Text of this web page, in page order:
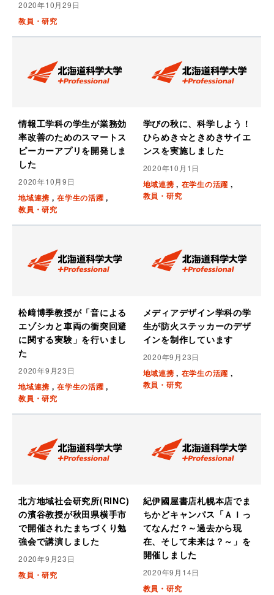
2020年10月29日
教員・研究
情報工学科の学生が業務効
率改善のためのスマートス
ピーカーアプリを開発しま
した
2020年10月9日
地域連携
在学生の活躍
教員・研究
学びの秋に、科学しよう！
ひらめき☆ときめきサイエ
ンスを実施しました
2020年10月1日
地域連携
在学生の活躍
教員・研究
松﨑博季教授が「音による
エゾシカと車両の衝突回避
に関する実験」を行いまし
た
2020年9月23日
地域連携
在学生の活躍
教員・研究
メディアデザイン学科の学
生が防火ステッカーのデザ
インを制作しています
2020年9月23日
地域連携
在学生の活躍
教員・研究
北方地域社会研究所(RINC)
の濱谷教授が秋田県横手市
で開催されたまちづくり勉
強会で講演しました
2020年9月23日
教員・研究
紀伊國屋書店札幌本店でま
ちかどキャンパス「ＡＩっ
てなんだ？～過去から現
在、そして未来は？～」を
開催しました
2020年9月14日
教員・研究